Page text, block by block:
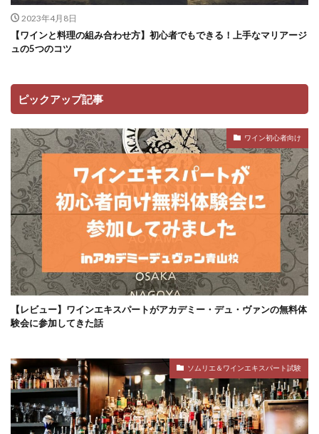
2023年4月8日
【ワインと料理の組み合わせ方】初心者でもできる！上手なマリアージ
ュの5つのコツ
ピックアップ記事
ワイン初心者向け
【レビュー】ワインエキスパートがアカデミー・デュ・ヴァンの無料体
験会に参加してきた話
ソムリエ＆ワインエキスパート試験